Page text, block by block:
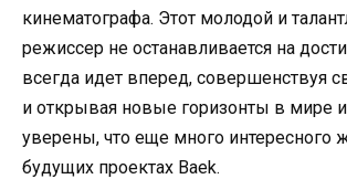
кинематографа. Этот молодой и
режиссер не останавливается на
всегда идет вперед, совершенствуя
и открывая новые горизонты в мире
уверены, что еще много интересного
будущих проектах Baek.